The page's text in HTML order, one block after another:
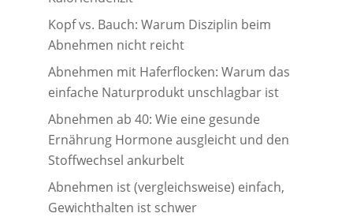
Kopf vs. Bauch: Warum Disziplin beim
Abnehmen nicht reicht
Abnehmen mit Haferflocken: Warum das
einfache Naturprodukt unschlagbar ist
Abnehmen ab 40: Wie eine gesunde
Ernährung Hormone ausgleicht und den
Stoffwechsel ankurbelt
Abnehmen ist (vergleichsweise) einfach,
Gewichthalten ist schwer